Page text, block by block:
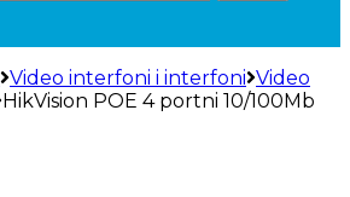
Video interfoni i interfoni Video
HikVision POE 4 portni 10/100Mb